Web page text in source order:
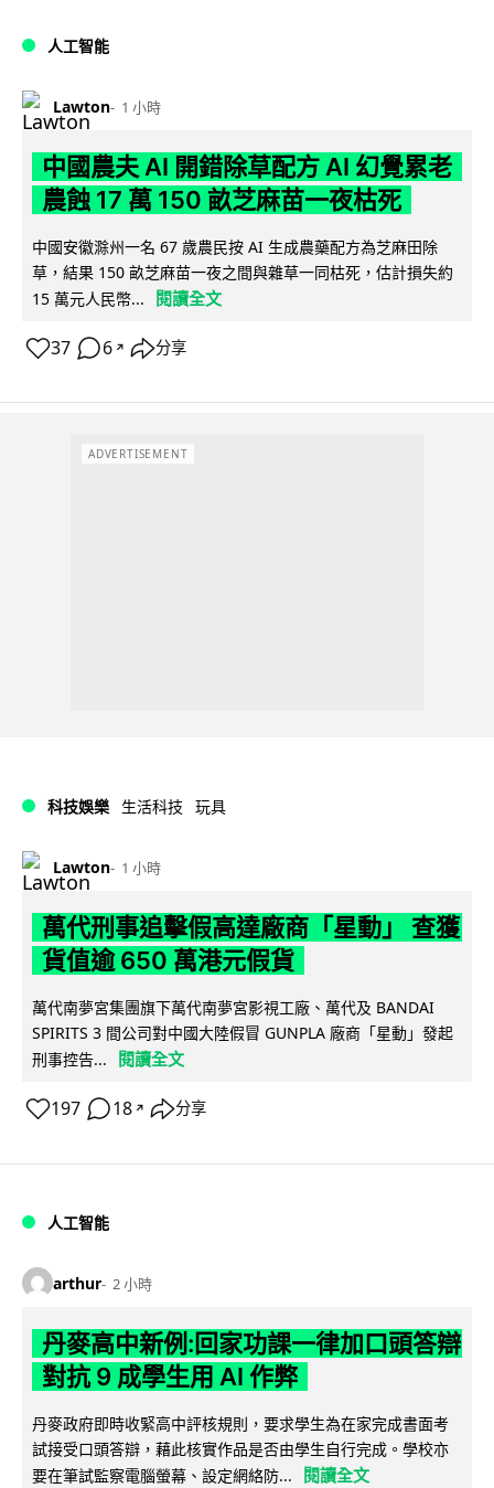
人工智能
Lawton 1 小時
中國農夫 AI 開錯除草配方 AI 幻覺累老
農蝕 17 萬 150 畝芝麻苗一夜枯死
中國安徽滁州一名 67 歲農民按 AI 生成農藥配方為芝麻田除
草，結果 150 畝芝麻苗一夜之間與雜草一同枯死，估計損失約
15 萬元人民幣...
閱讀全文
37 6 ↗ 分享
ADVERTISEMENT
科技娛樂 生活科技 玩具
Lawton 1 小時
萬代刑事追擊假高達廠商「星動」 查獲
貨值逾 650 萬港元假貨
萬代南夢宮集團旗下萬代南夢宮影視工廠、萬代及 BANDAI
SPIRITS 3 間公司對中國大陸假冒 GUNPLA 廠商「星動」發起
刑事控告...
閱讀全文
197 18 ↗ 分享
人工智能
arthur 2 小時
丹麥高中新例:回家功課一律加口頭答辯
對抗 9 成學生用 AI 作弊
丹麥政府即時收緊高中評核規則，要求學生為在家完成書面考
試接受口頭答辯，藉此核實作品是否由學生自行完成。學校亦
要在筆試監察電腦螢幕、設定網絡防...
閱讀全文